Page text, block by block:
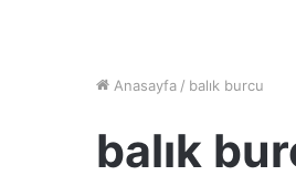
Anasayfa / balık burcu
balık